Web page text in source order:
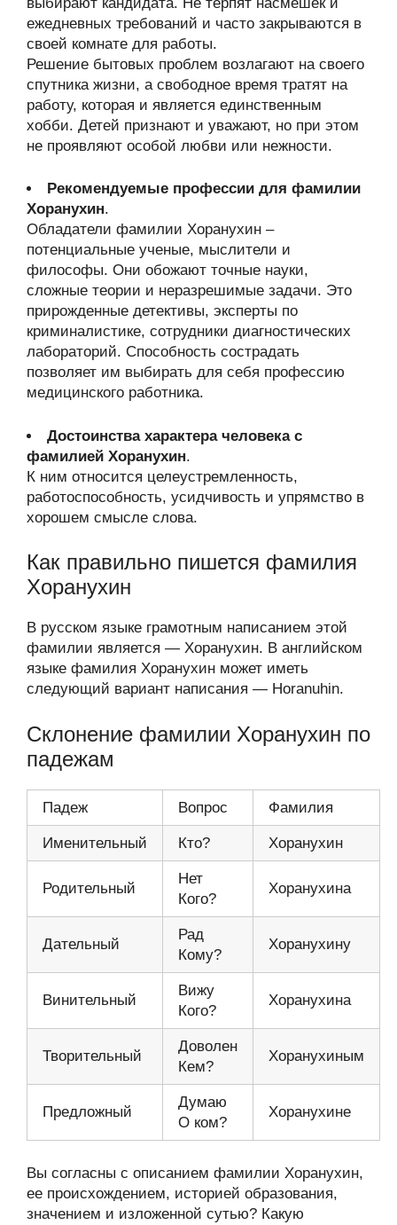
ежедневных требований и часто закрываются в
своей комнате для работы.
Решение бытовых проблем возлагают на своего
спутника жизни, а свободное время тратят на
работу, которая и является единственным
хобби. Детей признают и уважают, но при этом
не проявляют особой любви или нежности.
Рекомендуемые профессии для фамилии
Хоранухин.
Обладатели фамилии Хоранухин –
потенциальные ученые, мыслители и
философы. Они обожают точные науки,
сложные теории и неразрешимые задачи. Это
прирожденные детективы, эксперты по
криминалистике, сотрудники диагностических
лабораторий. Способность сострадать
позволяет им выбирать для себя профессию
медицинского работника.
Достоинства характера человека с
фамилией Хоранухин.
К ним относится целеустремленность,
работоспособность, усидчивость и упрямство в
хорошем смысле слова.
Как правильно пишется фамилия
Хоранухин
В русском языке грамотным написанием этой
фамилии является — Хоранухин. В английском
языке фамилия Хоранухин может иметь
следующий вариант написания — Horanuhin.
Склонение фамилии Хоранухин по
падежам
Падеж Вопрос Фамилия
Именительный Кто? Хоранухин
Родительный
Нет
Кого?
Хоранухина
Дательный
Рад
Кому?
Хоранухину
Винительный
Вижу
Кого?
Хоранухина
Творительный
Доволен
Кем?
Хоранухиным
Предложный
Думаю
О ком?
Хоранухине
Вы согласны с описанием фамилии Хоранухин,
ее происхождением, историей образования,
значением и изложенной сутью? Какую